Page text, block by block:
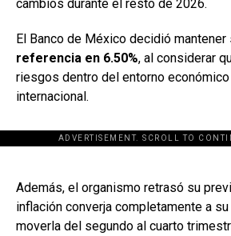
cambios durante el resto de 2026.
El Banco de México decidió mantener
referencia en 6.50%, al considerar
riesgos dentro del entorno
internacional.
ADVERTISEMENT. SCROLL TO
[adsforwp
Además, el organismo retrasó su
inflación converja completamente a
moverla del segundo al cuarto